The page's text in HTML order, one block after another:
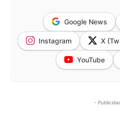
Google News
Instagram X
YouTube
-